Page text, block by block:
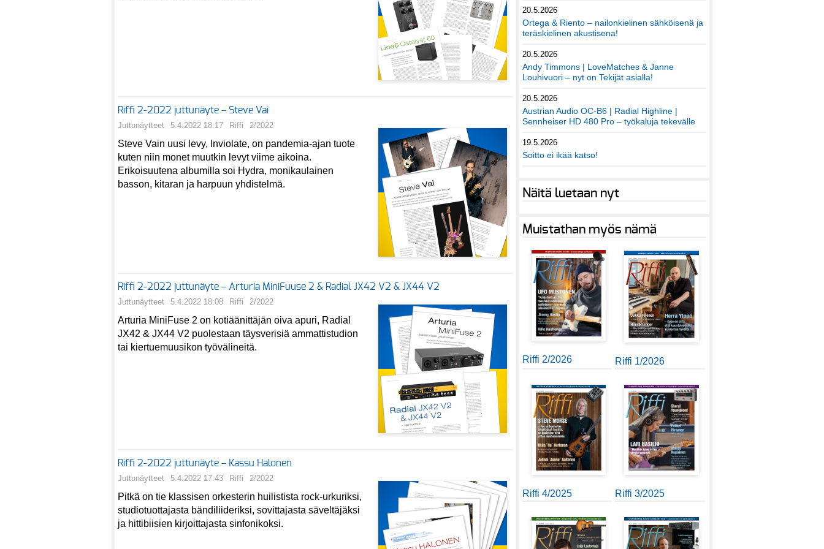
Riffi 2-2022 juttunäyte – Steve Vai
Juttunäytteet 5.4.2022 18:17 Riffi 2/2022
Steve Vain uusi levy, Inviolate, on pandemia-ajan tuote
kuten niin monet muutkin levyt viime aikoina.
Erikoisuutena albumilla soi Hydra, monikaulainen
basson, kitaran ja harpuun yhdistelmä.
Riffi 2-2022 juttunäyte – Arturia MiniFuuse 2 & Radial JX42 V2 & JX44 V2
Juttunäytteet 5.4.2022 18:08 Riffi 2/2022
Arturia MiniFuse 2 on kotiäänittäjän oiva apuri, Radial
JX42 & JX44 V2 puolestaan täysverisiä ammattistudion
tai kiertuemuusikon työvälineitä.
Riffi 2-2022 juttunäyte – Kassu Halonen
Juttunäytteet 5.4.2022 17:43 Riffi 2/2022
Pitkä on tie klassisen orkesterin huilistista rock-urkuriksi,
studiotuottajasta bändiliideriksi, sovittajasta säveltäjäksi
ja hittibiisien kirjoittajasta sinfonikoksi.
20.5.2026
Ortega & Riento – nailonkielinen sähköisenä ja
teräskielinen akustisena!
20.5.2026
Andy Timmons | LoveMatches & Janne
Louhivuori – nyt on Tekijät asialla!
20.5.2026
Austrian Audio OC-B6 | Radial Highline |
Sennheiser HD 480 Pro – työkaluja tekevälle
19.5.2026
Soitto ei ikää katso!
Näitä luetaan nyt
Muistathan myös nämä
Riffi 2/2026 Riffi 1/2026
Riffi 4/2025 Riffi 3/2025